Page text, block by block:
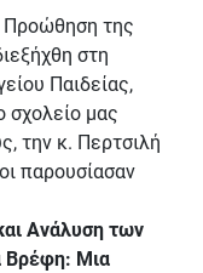
Προώθηση της
στη
Παιδείας,
σχολείο μας
την κ. Περτσιλή
παρουσίασαν
Ανάλυση των
Βρέφη: Μια